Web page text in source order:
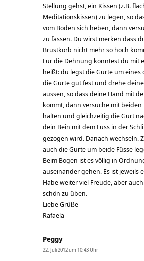
Stellung gehst, ein Kissen (z.B.
Meditationskissen) zu legen, so
vom Boden sich heben, dann
zu fassen. Du wirst merken dass
Brustkorb nicht mehr so hoch
Für die Dehnung könntest du mit
heißt: du legst die Gurte um eines
die Gurte gut fest und drehe
aussen, so dass deine Hand mit
kommt, dann versuche mit
halten und gleichzeitig die Gurt
dein Bein mit dem Fuss in der
gezogen wird. Danach wechseln.
auch die Gurte um beide Füsse
Beim Bogen ist es völlig in
auseinander gehen. Es ist jeweils
Habe weiter viel Freude, aber
schön zu üben.
Liebe Grüße
Rafaela
Peggy
22. Juli 2012 um 10:43 Uhr